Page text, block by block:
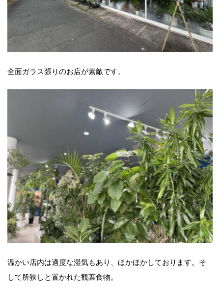
全面ガラス張りのお店が素敵です。
温かい店内は適度な湿気もあり、ほかほかしております。そ
して所狭しと置かれた観葉食物。